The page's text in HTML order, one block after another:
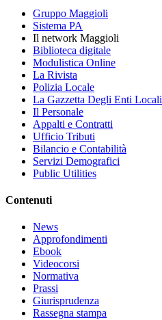
Gruppo Maggioli
Sistema PA
Il network Maggioli
Biblioteca digitale
Modulistica Online
La Rivista
Polizia Locale
La Gazzetta Degli Enti Locali
Il Personale
Appalti e Contratti
Ufficio Tributi
Bilancio e Contabilità
Servizi Demografici
Public Utilities
Contenuti
News
Approfondimenti
Ebook
Videocorsi
Normativa
Prassi
Giurisprudenza
Rassegna stampa